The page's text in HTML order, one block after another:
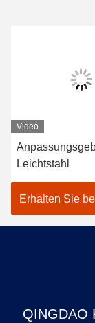
Video
Leichtstahl
Erhalten Sie
QINGDAO